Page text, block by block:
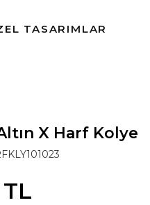
TASARIMLAR
X Harf Kolye
TL